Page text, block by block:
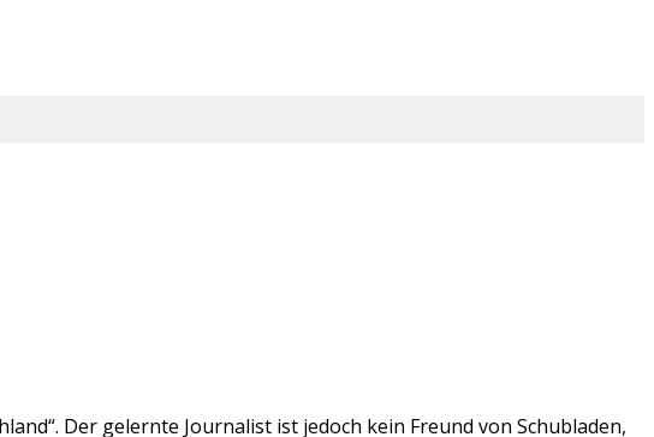
Der gelernte Journalist ist jedoch kein Freund von Schubladen,